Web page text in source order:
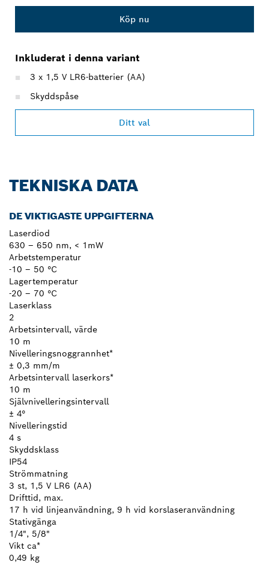
Köp nu
Inkluderat i denna variant
3 x 1,5 V LR6-batterier (AA)
Skyddspåse
Ditt val
TEKNISKA DATA
DE VIKTIGASTE UPPGIFTERNA
Laserdiod
630 – 650 nm, < 1mW
Arbetstemperatur
-10 – 50 °C
Lagertemperatur
-20 – 70 °C
Laserklass
2
Arbetsintervall, värde
10 m
Nivelleringsnoggrannhet*
± 0,3 mm/m
Arbetsintervall laserkors*
10 m
Självnivelleringsintervall
± 4°
Nivelleringstid
4 s
Skyddsklass
IP54
Strömmatning
3 st, 1,5 V LR6 (AA)
Drifttid, max.
17 h vid linjeanvändning, 9 h vid korslaseranvändning
Stativgänga
1/4", 5/8"
Vikt ca*
0,49 kg